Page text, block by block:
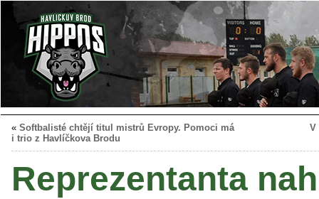
« Softbalisté chtějí titul mistrů Evropy. Pomoci má
i trio z Havlíčkova Brodu
V
Reprezentanta